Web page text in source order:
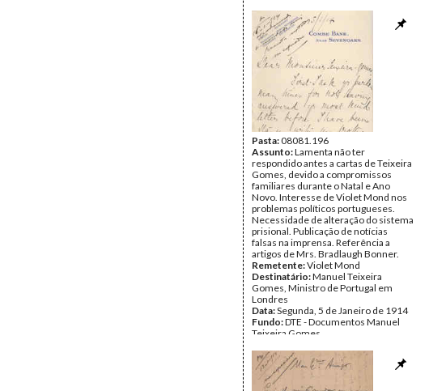
Pasta:08081.196
Assunto:Lamenta não ter
respondido antes a cartas de Teixeira
Gomes, devido a compromissos
familiares durante o Natal e Ano
Novo. Interesse de Violet Mond nos
problemas políticos portugueses.
Necessidade de alteração do sistema
prisional. Publicação de notícias
falsas na imprensa. Referência a
artigos de Mrs. Bradlaugh Bonner.
Remetente:Violet Mond
Destinatário:Manuel Teixeira
Gomes, Ministro de Portugal em
Londres
Data:Segunda, 5 de Janeiro de 1914
Fundo:DTE - Documentos Manuel
Teixeira Gomes
Página(s):